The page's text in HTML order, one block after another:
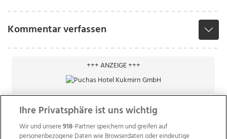
Kommentar verfassen
+++ ANZEIGE +++
Ihre Privatsphäre ist uns wichtig
Wir und unsere918-Partner speichern und greifen auf
personenbezogene Daten wie Browserdaten oder eindeutige